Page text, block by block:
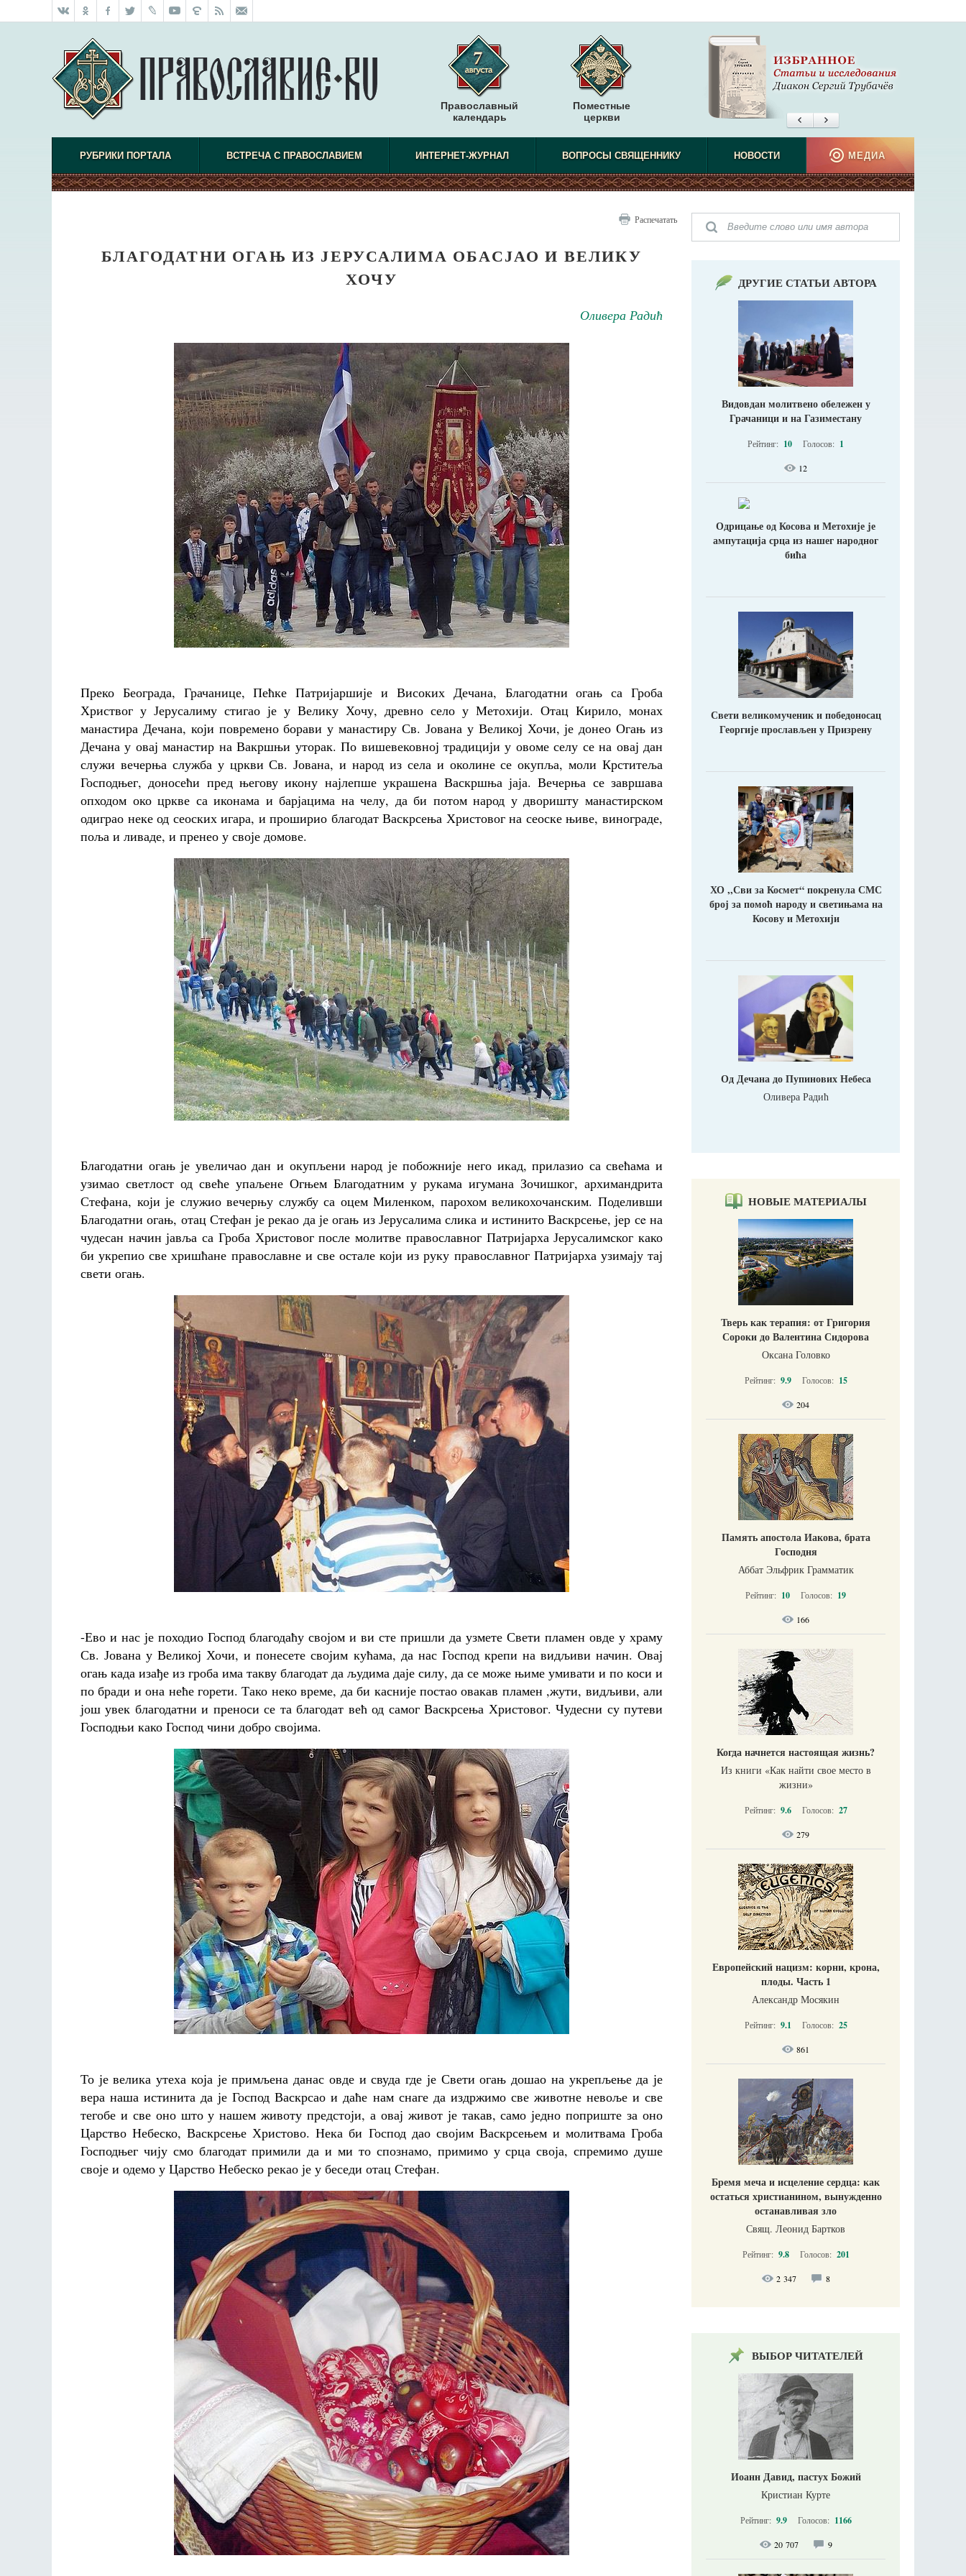
Поместные
церкви
Православный
календарь
РУБРИКИ ПОРТАЛА ВСТРЕЧА С ПРАВОСЛАВИЕМ ИНТЕРНЕТ-ЖУРНАЛ ВОПРОСЫ СВЯЩЕННИКУ НОВОСТИ МЕДИА
Распечатать
БЛАГОДАТНИ ОГАЊ ИЗ ЈЕРУСАЛИМА ОБАСЈАО И ВЕЛИКУ
ХОЧУ
Оливера Радић
Преко Београда, Грачанице, Пећке Патријаршије и Високих Дечана, Благодатни огањ са Гроба
Христвог у Јерусалиму стигао је у Велику Хочу, древно село у Метохији. Отац Кирило, монах
манастира Дечана, који повремено борави у манастиру Св. Јована у Великој Хочи, је донео Огањ из
Дечана у овај манастир на Вакршњи уторак. По вишевековној традицији у овоме селу се на овај дан
служи вечерња служба у цркви Св. Јована, и народ из села и околине се окупља, моли Крститеља
Господњег, доносећи пред његову икону најлепше украшена Васкршња јаја. Вечерња се завршава
опходом око цркве са иконама и барјацима на челу, да би потом народ у дворишту манастирском
одиграо неке од сеоских игара, и проширио благодат Васкрсења Христовог на сеоске њиве, винограде,
поља и ливаде, и пренео у своје домове.
Благодатни огањ је увеличао дан и окупљени народ је побожније него икад, прилазио са свећама и
узимао светлост од свеће упаљене Огњем Благодатним у рукама игумана Зочишког, архимандрита
Стефана, који је служио вечерњу службу са оцем Миленком, парохом великохочанским. Поделивши
Благодатни огањ, отац Стефан је рекао да је огањ из Јерусалима слика и истинито Васкрсење, јер сe на
чудесан начин јавља са Гроба Христовог после молитве православног Патријарха Јерусалимског како
би укрепио све хришћане православне и све остале који из руку православног Патријарха узимају тај
свети огањ.
-Ево и нас је походио Господ благодаћу својом и ви сте пришли да узмете Свети пламен овде у храму
Св. Јована у Великој Хочи, и понесете својим кућама, да нас Господ крепи на видљиви начин. Овај
огањ када изађе из гроба има такву благодат да људима даје силу, да се може њиме умивати и по коси и
по бради и она неће горети. Тако неко време, да би касније постао овакав пламен ,жути, видљиви, али
још увек благодатни и преноси се та благодат већ од самог Васкрсења Христовог. Чудесни су путеви
Господњи како Господ чини добро својима.
То је велика утеха која је примљена данас овде и свуда где је Свети огањ дошао на укрепљење да је
вера наша истинита да је Господ Васкрсао и даће нам снаге да издржимо све животне невоље и све
тегобе и све оно што у нашем животу предстоји, а овај живот је такав, само једно поприште за оно
Царство Небеско, Васкрсење Христово. Нека би Господ дао својим Васкрсењем и молитвама Гроба
Господњег чију смо благодат примили да и ми то спознамо, примимо у срца своја, спремимо душе
своје и одемо у Царство Небеско рекао је у беседи отац Стефан.
ДРУГИЕ СТАТЬИ АВТОРА
Видовдан молитвено обележен у
Грачаници и на Газиместану
Рейтинг: 10 Голосов: 1
12
Одрицање од Косова и Метохије jе
ампутација срца из нашег народног
бића
Свети великомученик и победоносац
Георгије прослављен у Призрену
ХО ,,Сви за Космет“ покренула СМС
број за помоћ народу и светињама на
Косову и Метохији
Од Дечана до Пупинових Небеса
Оливера Радић
НОВЫЕ МАТЕРИАЛЫ
Тверь как терапия: от Григория
Сороки до Валентина Сидорова
Оксана Головко
Рейтинг: 9.9 Голосов: 15
204
Память апостола Иакова, брата
Господня
Аббат Эльфрик Грамматик
Рейтинг: 10 Голосов: 19
166
Когда начнется настоящая жизнь?
Из книги «Как найти свое место в
жизни​»
Рейтинг: 9.6 Голосов: 27
279
Европейский нацизм: корни, крона,
плоды. Часть 1
Александр Мосякин
Рейтинг: 9.1 Голосов: 25
861
Бремя меча и исцеление сердца: как
остаться христианином, вынужденно
останавливая зло
Свящ. Леонид Бартков
Рейтинг: 9.8 Голосов: 201
2 347 8
ВЫБОР ЧИТАТЕЛЕЙ
Иоанн Давид, пастух Божий
Кристиан Курте
Рейтинг: 9.9 Голосов: 1166
20 707 9